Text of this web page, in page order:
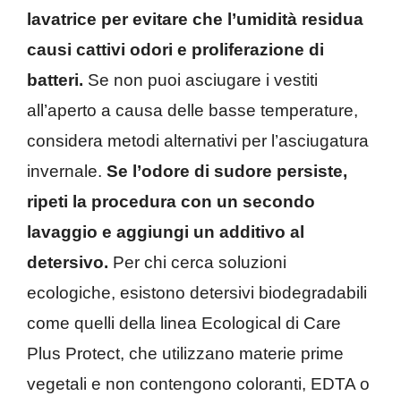
lavatrice per evitare che l’umidità residua
causi cattivi odori e proliferazione di
batteri. Se non puoi asciugare i vestiti
all’aperto a causa delle basse temperature,
considera metodi alternativi per l’asciugatura
invernale. Se l’odore di sudore persiste,
ripeti la procedura con un secondo
lavaggio e aggiungi un additivo al
detersivo. Per chi cerca soluzioni
ecologiche, esistono detersivi biodegradabili
come quelli della linea Ecological di Care
Plus Protect, che utilizzano materie prime
vegetali e non contengono coloranti, EDTA o